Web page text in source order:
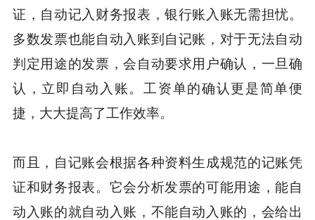
证，自动记入财务报表，银行账入账无需担忧。
多数发票也能自动入账到自记账，对于无法自动
判定用途的发票，会自动要求用户确认，一旦确
认，立即自动入账。工资单的确认更是简单便
捷，大大提高了工作效率。
而且，自记账会根据各种资料生成规范的记账凭
证和财务报表。它会分析发票的可能用途，能自
动入账的就自动入账，不能自动入账的，会给出